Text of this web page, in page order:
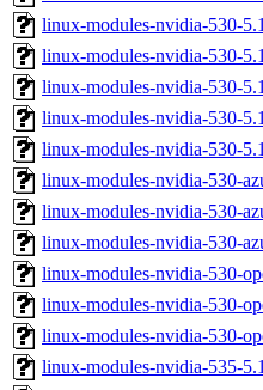
linux-modules-nvidia-530-
linux-modules-nvidia-530-
linux-modules-nvidia-530-
linux-modules-nvidia-530-
linux-modules-nvidia-530-
linux-modules-nvidia-530-
linux-modules-nvidia-530-
linux-modules-nvidia-530-
linux-modules-nvidia-530-
linux-modules-nvidia-530-
linux-modules-nvidia-530-
linux-modules-nvidia-535-